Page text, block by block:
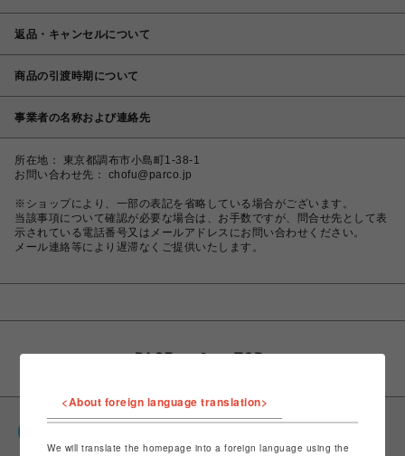
返品・キャンセルについて
商品の引渡時期について
事業者の名称および連絡先
所在地： 東京都調布市小島町1-38-1
お問い合わせ先： chofu@parco.jp
※ショップにより、一部の表記を省略している場合がございます。
当該事項について確認が必要な場合は、お手数ですが、問合せ先として表
示されている電話番号又はメールアドレスにお問い合わせください。
メール連絡等により遅滞なくご提供いたします。
PARCOポイント
<About foreign language translation>
We will translate the homepage into a foreign language using the